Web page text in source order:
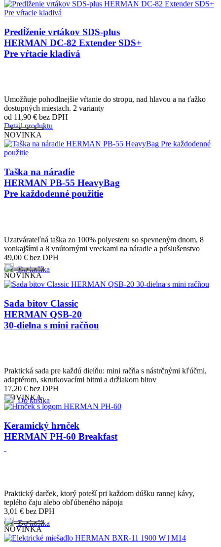
Predĺženie vrtákov SDS-plus
HERMAN DC-82 Extender SDS+
Pre vŕtacie kladivá
Umožňuje pohodlnejšie vŕtanie do stropu, nad hlavou a na ťažko
dostupných miestach. 2 varianty
od 11,90 € bez DPH
Detail produktu
NOVINKA
Taška na náradie
HERMAN PB-55 HeavyBag
Pre každodenné použitie
Uzatvárateľná taška zo 100% polyesteru so spevneným dnom, 8
vonkajšími a 8 vnútornými vreckami na náradie a príslušenstvo
49,00 € bez DPH
Do košíka
NOVINKA
Sada bitov Classic
HERMAN QSB-20
30-dielna s mini račňou
Praktická sada pre každú dielňu: mini račňa s nástrčnými kľúčmi,
adaptérom, skrutkovacími bitmi a držiakom bitov
17,20 € bez DPH
Do košíka
NOVINKA
Keramický hrnček
HERMAN PH-60 Breakfast
Praktický darček, ktorý poteší pri každom dúšku rannej kávy,
teplého čaju alebo obľúbeného nápoja
3,01 € bez DPH
Do košíka
NOVINKA